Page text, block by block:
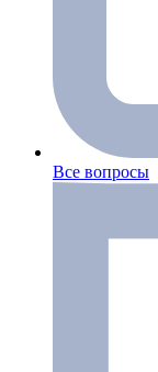
Все вопросы